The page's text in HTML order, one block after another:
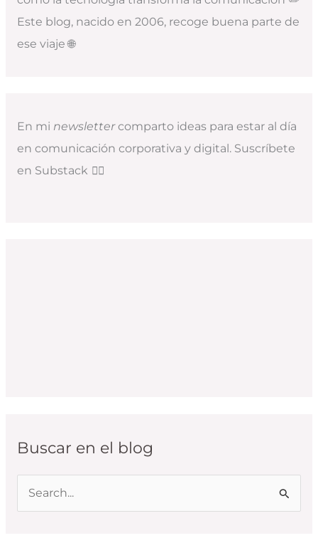
Este blog, nacido en 2006, recoge buena parte de
ese viaje 🌐
En mi newslettercomparto ideas para estar al día
en comunicación corporativa y digital. Suscríbete
en Substack 👇🏻
Buscar en el blog